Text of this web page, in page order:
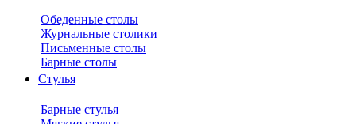
Обеденные столы
Журнальные столики
Письменные столы
Барные столы
Стулья
Барные стулья